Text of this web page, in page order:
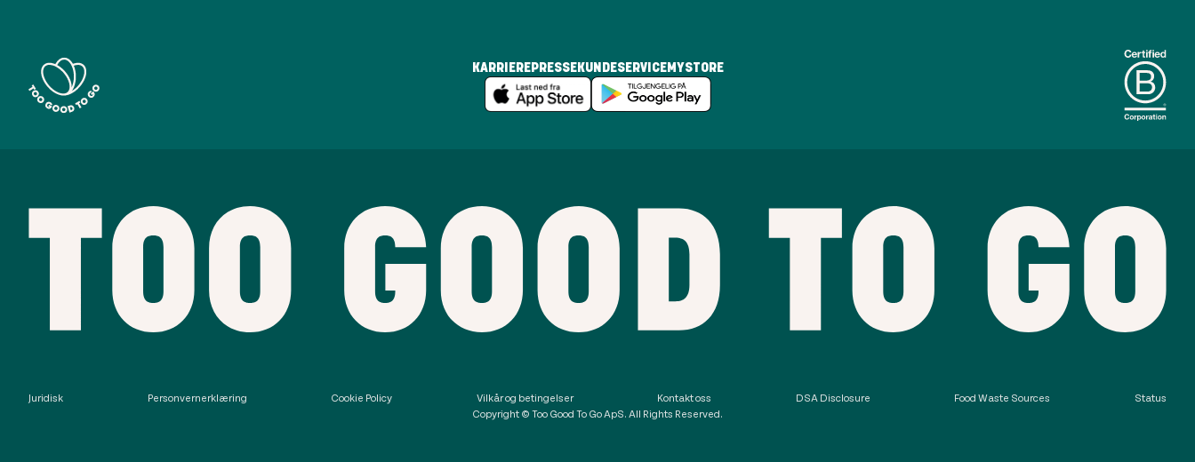
KARRIEREPRESSEKUNDESERVICEMYSTORE
Juridisk Personvernerklæring Cookie Policy Vilkår og betingelser Kontakt oss DSA Disclosure Food Waste Sources
Status
Copyright © Too Good To Go ApS. All Rights Reserved.